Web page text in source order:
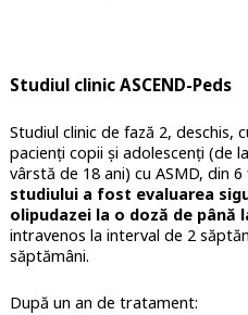
Studiul clinic ASCEND-Peds
Studiul clinic de fază 2, deschis,
pacienți copii și adolescenți (de
vârstă de 18 ani) cu ASMD, din 6
studiului a fost evaluarea
olipudazei la o doză de până
intravenos la interval de 2
săptămâni.
După un an de tratament: